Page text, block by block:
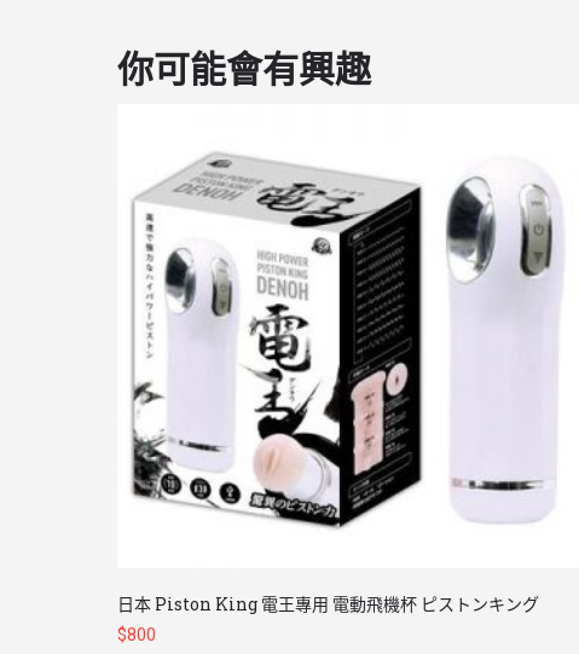
你可能會有興趣
日本 Piston King 電王專用 電動飛機杯 ピストンキング
$800